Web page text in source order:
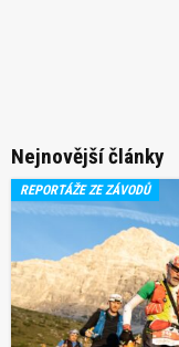
Nejnovější články
REPORTÁŽE ZE ZÁVODŮ